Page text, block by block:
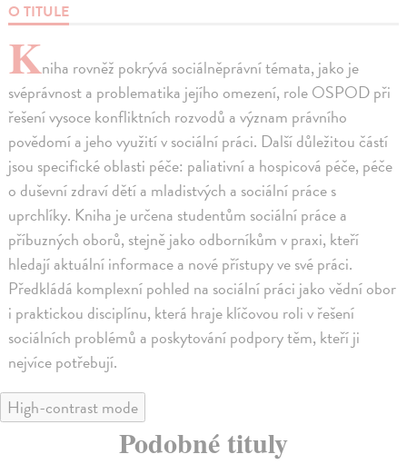
O TITULE
Kniha rovněž pokrývá sociálněprávní témata, jako je
svéprávnost a problematika jejího omezení, role OSPOD při
řešení vysoce konfliktních rozvodů a význam právního
povědomí a jeho využití v sociální práci. Další důležitou částí
jsou specifické oblasti péče: paliativní a hospicová péče, péče
o duševní zdraví dětí a mladistvých a sociální práce s
uprchlíky. Kniha je určena studentům sociální práce a
příbuzných oborů, stejně jako odborníkům v praxi, kteří
hledají aktuální informace a nové přístupy ve své práci.
Předkládá komplexní pohled na sociální práci jako vědní obor
i praktickou disciplínu, která hraje klíčovou roli v řešení
sociálních problémů a poskytování podpory těm, kteří ji
nejvíce potřebují.
High-contrast mode
Podobné tituly